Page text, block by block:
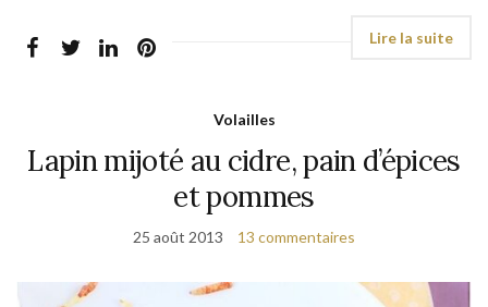
Volailles
Lapin mijoté au cidre, pain d’épices
et pommes
25 août 2013 13 commentaires